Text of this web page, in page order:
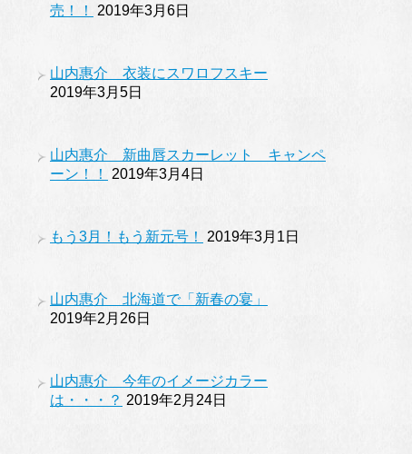
売！！
2019年3月6日
山内惠介 衣装にスワロフスキー
2019年3月5日
山内惠介 新曲唇スカーレット キャンペ
ーン！！
2019年3月4日
もう3月！もう新元号！ 2019年3月1日
山内惠介 北海道で「新春の宴」
2019年2月26日
山内惠介 今年のイメージカラー
は・・・？ 2019年2月24日